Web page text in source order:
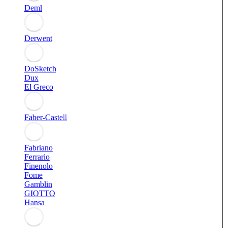
Deml
Derwent
DoSketch
Dux
El Greco
Faber-Castell
Fabriano
Ferrario
Finenolo
Fome
Gamblin
GIOTTO
Hansa